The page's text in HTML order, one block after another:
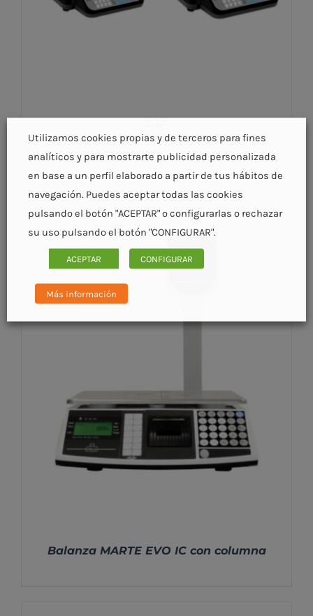
DETALLES
Balanza MARTE EVO IC con columna
Utilizamos cookies propias y de terceros para fines
analíticos y para mostrarte publicidad personalizada
en base a un perfil elaborado a partir de tus hábitos de
navegación. Puedes aceptar todas las cookies
pulsando el botón "ACEPTAR" o configurarlas o rechazar
su uso pulsando el botón "CONFIGURAR".
ACEPTAR CONFIGURAR
Más información